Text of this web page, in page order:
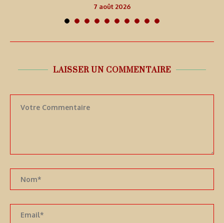
7 août 2026
LAISSER UN COMMENTAIRE